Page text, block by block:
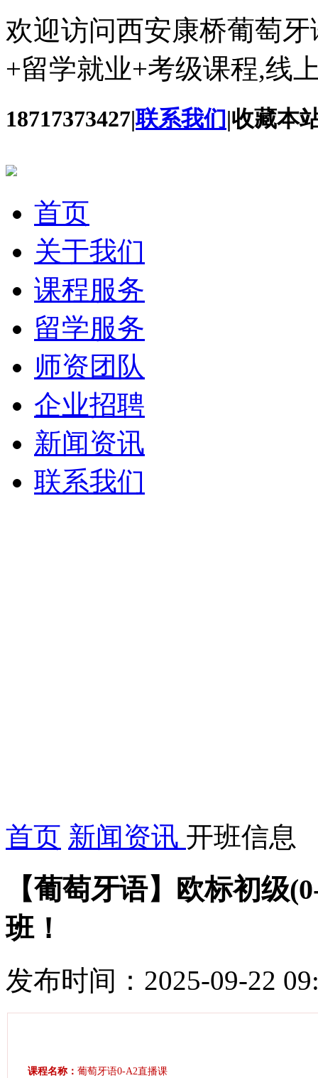
欢迎访问西安康桥葡萄
+留学就业+考级课程,线
18717373427|联系我们|收藏本
首页
关于我们
课程服务
留学服务
师资团队
企业招聘
新闻资讯
联系我们
首页 新闻资讯 开班信息
【葡萄牙语】欧标初级
班！
发布时间：2025-09-22
课程名称： 葡萄牙语0-A2直播课